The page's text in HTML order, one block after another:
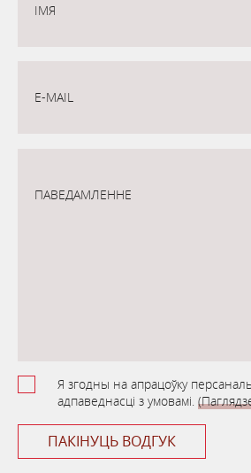
ІМЯ
E-MAIL
ПАВЕДАМЛЕННЕ
Я згодны на апрацоўку
адпаведнасці з умовамі.
ПАКІНУЦЬ ВОДГУК